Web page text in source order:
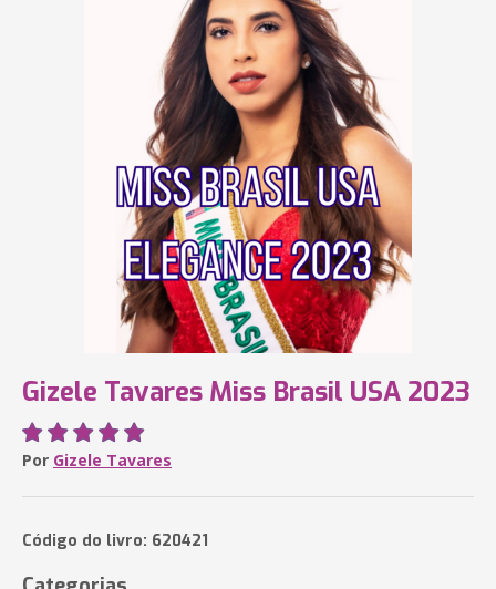
Gizele Tavares Miss Brasil USA 2023
Por Gizele Tavares
Código do livro: 620421